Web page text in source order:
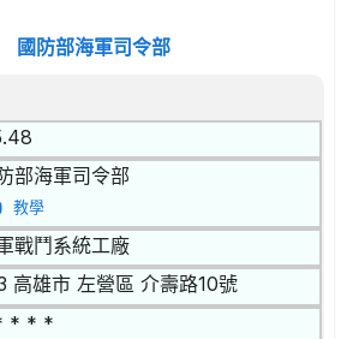
國防部海軍司令部
部海軍司令部
教學
戰鬥系統工廠
高雄市 左營區 介壽路10號
* * *